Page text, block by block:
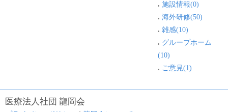
施設情報(0)
海外研修(50)
雑感(10)
グループホーム
(10)
ご意見(1)
医療法人社団 龍岡会